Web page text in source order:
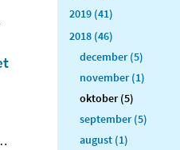
2019 (41)
2018 (46)
december (5)
november (1)
oktober (5)
september (5)
august (1)